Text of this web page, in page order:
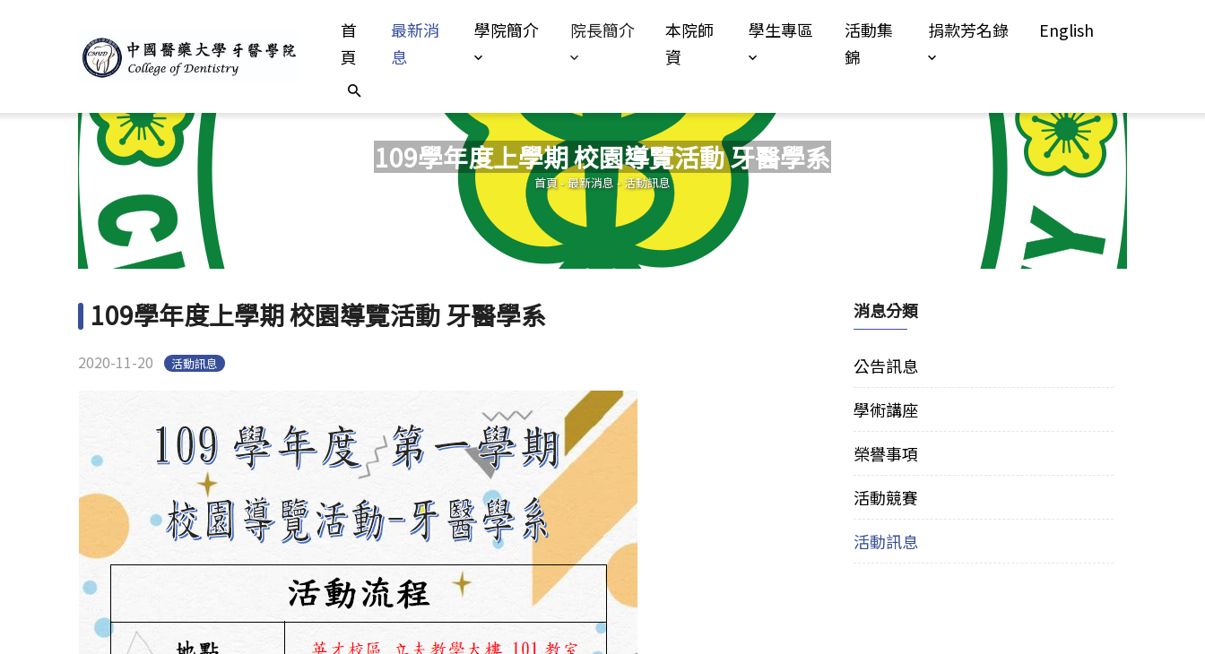
首
頁
最新消
息
學院簡介 院長簡介
本院師
資
學生專區
活動集
錦
捐款芳名錄 English
109學年度上學期 校園導覽活動 牙醫學系
您在這裡
首頁-最新消息 -活動訊息
109學年度上學期 校園導覽活動 牙醫學系
2020-11-20 活動訊息
消息分類
公告訊息
學術講座
榮譽事項
活動競賽
活動訊息